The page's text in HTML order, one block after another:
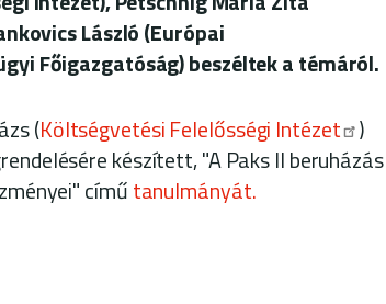
László (Európai
Főigazgatóság) beszéltek a témáról.
(Költségvetési Felelősségi Intézet )
készített, "A Paks II beruházás
címűtanulmányát.